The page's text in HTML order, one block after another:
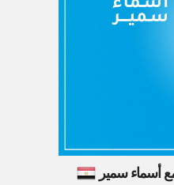
أسماء سمير